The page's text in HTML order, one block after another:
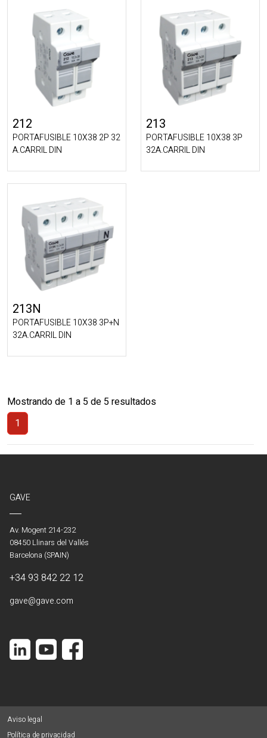
212
PORTAFUSIBLE 10X38 2P 32
A.CARRIL DIN
213
PORTAFUSIBLE 10X38 3P
32A.CARRIL DIN
213N
PORTAFUSIBLE 10X38 3P+N
32A.CARRIL DIN
Mostrando de 1 a 5 de 5 resultados
1
(Actual)
GAVE
Av. Mogent 214-232
08450 Llinars del Vallés
Barcelona (SPAIN)
+34 93 842 22 12
gave@gave.com
Aviso legal
Política de privacidad